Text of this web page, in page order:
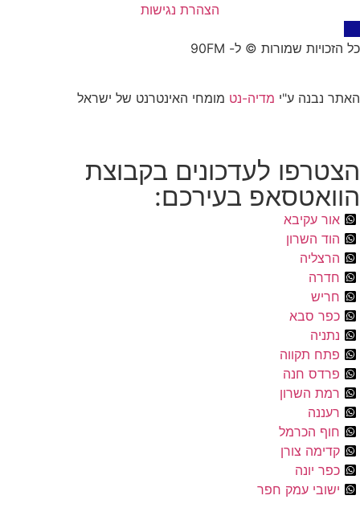
הצהרת נגישות
כל הזכויות שמורות © ל- 90FM
האתר נבנה ע"י מדיה-נט מומחי האינטרנט של ישראל
הצטרפו לעדכונים בקבוצת
הוואטסאפ בעירכם:
אור עקיבא
הוד השרון
הרצליה
חדרה
חריש
כפר סבא
נתניה
פתח תקווה
פרדס חנה
רמת השרון
רעננה
חוף הכרמל
קדימה צורן
כפר יונה
ישובי עמק חפר